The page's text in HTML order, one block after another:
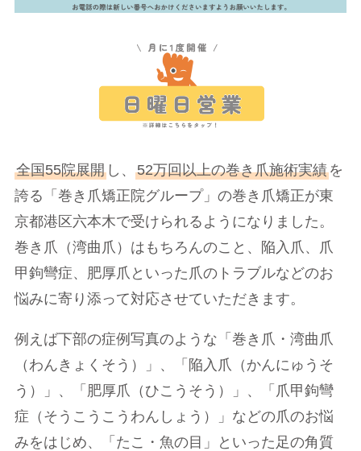
全国55院展開し、 52万回以上の巻き爪施術実績を
誇る「巻き爪矯正院グループ」の巻き爪矯正が東
京都港区六本木で受けられるようになりました。
巻き爪（湾曲爪）はもちろんのこと、陥入爪、爪
甲鉤彎症、肥厚爪といった爪のトラブルなどのお
悩みに寄り添って対応させていただきます。
例えば下部の症例写真のような「巻き爪・湾曲爪
（わんきょくそう）」、「陥入爪（かんにゅうそ
う）」、「肥厚爪（ひこうそう）」、「爪甲鉤彎
症（そうこうこうわんしょう）」などの爪のお悩
みをはじめ、「たこ・魚の目」といった足の角質